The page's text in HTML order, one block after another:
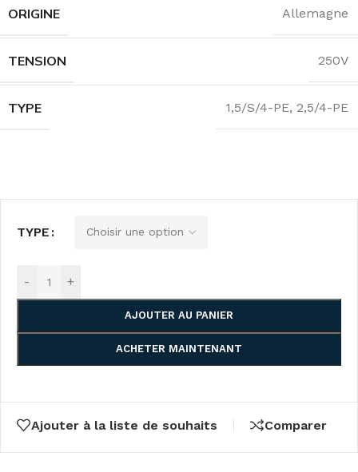
ORIGINE Allemagne
TENSION 250V
TYPE 1,5/S/4-PE, 2,5/4-PE
TYPE
- +
AJOUTER AU PANIER
ACHETER MAINTENANT
Ajouter à la liste de souhaits Comparer